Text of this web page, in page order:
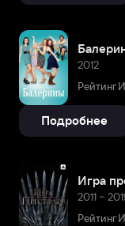
2012
Рейтинг
Подробнее
Игра
2011 –
Рейтинг